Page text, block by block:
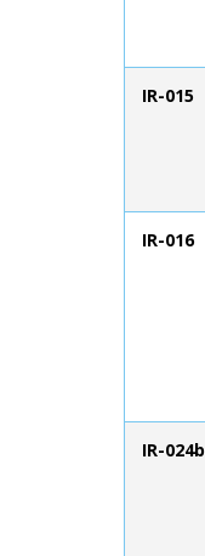
IR-015
IR-016
IR-024b